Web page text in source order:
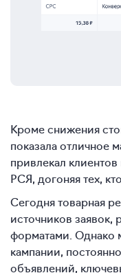
Кроме снижения
показала отличное
привлекал
РСЯ, догоняя тех,
Сегодня товарная
источников
форматами. Однако
кампании,
объявлений,